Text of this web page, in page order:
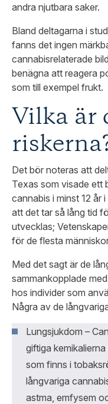
andra njutbara saker.
Bland deltagarna i
fanns det ingen
cannabisrelaterade
benägna att reagera
som till exempel frukt.
Vilka är
Det bör noteras att
Texas som visade ett
cannabis i minst 12 år
att det tar så lång tid
utvecklas;
för de flesta
Med det sagt är de
sammankopplade
hos individer som
Några av de
Lungsjukdom –
giftiga
som finns i
långvariga
astma, emfysem